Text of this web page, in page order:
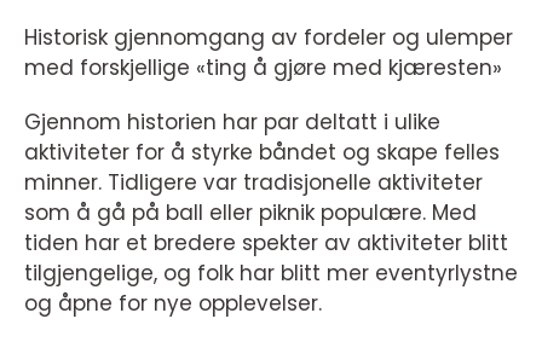
Historisk gjennomgang av fordeler og ulemper
med forskjellige «ting å gjøre med kjæresten»
Gjennom historien har par deltatt i ulike
aktiviteter for å styrke båndet og skape felles
minner. Tidligere var tradisjonelle aktiviteter
som å gå på ball eller piknik populære. Med
tiden har et bredere spekter av aktiviteter blitt
tilgjengelige, og folk har blitt mer eventyrlystne
og åpne for nye opplevelser.